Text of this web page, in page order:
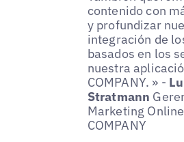
contenido con
y profundizar
integración de
basados en los
nuestra
COMPANY. » -
Stratmann
Marketing
COMPANY